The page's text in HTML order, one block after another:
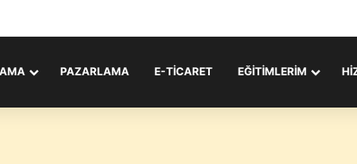
PAZARLAMA E-TICARET EĞITIMLERIM